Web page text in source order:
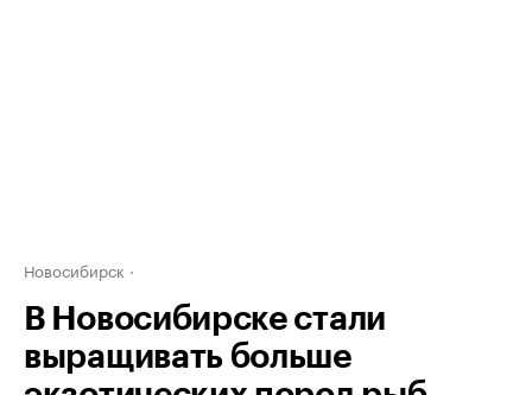
Новосибирск
В Новосибирске стали
выращивать больше